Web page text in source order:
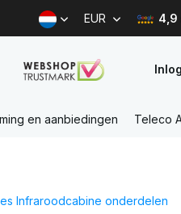
EUR 4,9
en aanbiedingen Teleco
Infraroodcabine onderdelen